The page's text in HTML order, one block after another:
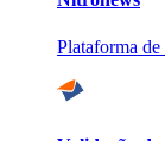
Plataforma